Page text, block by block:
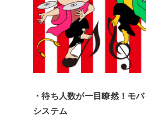
・待ち人数が一目瞭然！モ
システム